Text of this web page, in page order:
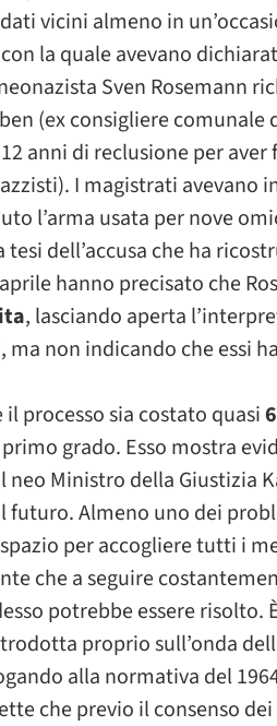
vicini almeno in
la quale avevano
Sven Rosemann
(ex consigliere comunale
anni di reclusione per
I magistrati avevano
l’arma usata per nove
dell’accusa che ha
hanno precisato che
, lasciando aperta
ma non indicando che essi
processo sia costato quasi
grado. Esso mostra
neo Ministro della Giustizia
futuro. Almeno uno dei
per accogliere tutti i
che a seguire
potrebbe essere risolto.
proprio sull’onda
alla normativa del
che previo il consenso dei